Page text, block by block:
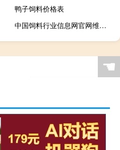
鸭子饲料价格表
中国饲料行业信息网官网维生素
☚